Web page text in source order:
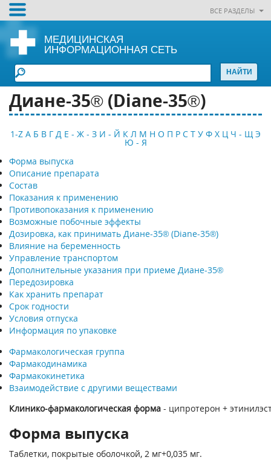
ВСЕ РАЗДЕЛЫ
МЕДИЦИНСКАЯ
ИНФОРМАЦИОННАЯ СЕТЬ
Диане-35® (Diane-35®)
1-Z А Б В Г Д Е - Ж - З И - Й К Л М Н О П Р С Т У Ф Х Ц Ч - Щ Э
Ю - Я
Форма выпуска
Описание препарата
Состав
Показания к применению
Противопоказания к применению
Возможные побочные эффекты
Дозировка, как принимать Диане-35® (Diane-35®)
Влияние на беременность
Управление транспортом
Дополнительные указания при приеме Диане-35®
Передозировка
Как хранить препарат
Срок годности
Условия отпуска
Информация по упаковке
Фармакологическая группа
Фармакодинамика
Фармакокинетика
Взаимодействие с другими веществами
Клинико-фармакологическая форма - ципротерон +
Форма выпуска
Таблетки, покрытые оболочкой, 2 мг+0,035 мг.